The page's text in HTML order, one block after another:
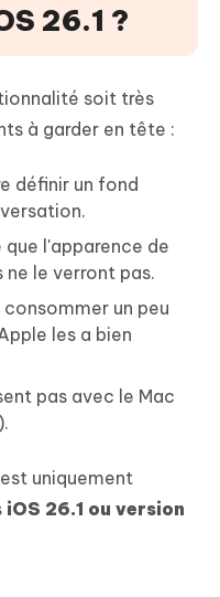
26.1 ?
soit très
à garder en tête :
définir un fond
l'apparence de
le verront pas.
un peu
les a bien
pas avec le Mac
uniquement
iOS 26.1 ou version